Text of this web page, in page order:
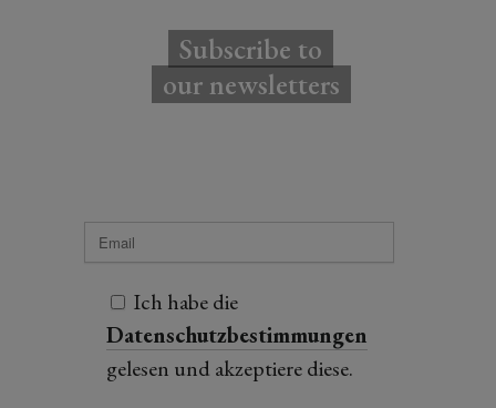
Subscribe to
our newsletters
Ich habe die
Datenschutzbestimmungen
gelesen und akzeptiere diese.